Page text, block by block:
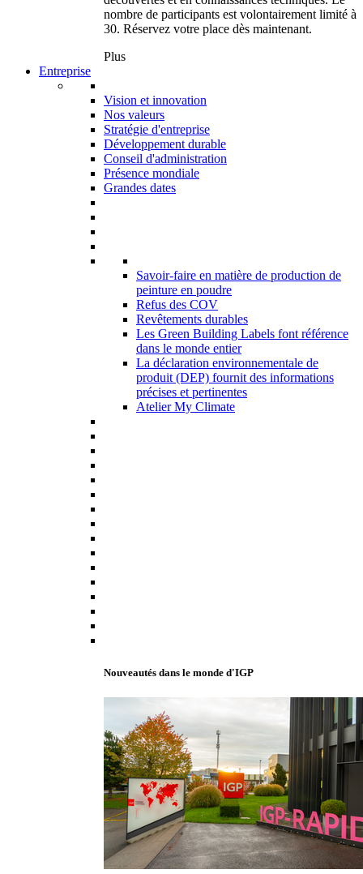
nombre de participants est volontairement limité à
30. Réservez votre place dès maintenant.
Plus
Entreprise
Vision et innovation
Nos valeurs
Stratégie d'entreprise
Développement durable
Conseil d'administration
Présence mondiale
Grandes dates
Savoir-faire en matière de production de
peinture en poudre
Refus des COV
Revêtements durables
Les Green Building Labels font référence
dans le monde entier
La déclaration environnementale de
produit (DEP) fournit des informations
précises et pertinentes
Atelier My Climate
Nouveautés dans le monde d'IGP